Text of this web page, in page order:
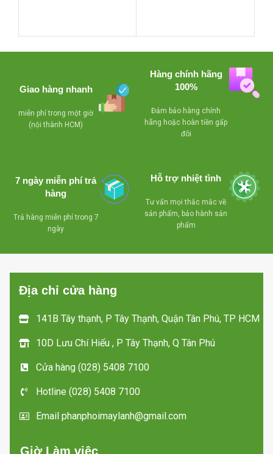
≥90℃ 5.0L/h
- Công suất làm lạnh:
- Công suất làm nóng:
- Điện áp: 220V- 50Hz.
- Phương pháp làm mát:
làm lạnh
- Kích thước :
365x370x1000 mm, hình
dáng to đẹp, chắc chắn
rộng hơn cây nước cùng
làm lạnh
- Trọng lượng: 18.8kg
- Trọng lượng (cả bao
bì): 20.6 kg
x 1090 mm, hình dáng
to, ngăn chứa đồ rộng
Mặt gương sáng bóng
sang trọng, xung quanh
và phía trên sơn bóng đỏ,
các viền bằng vật liệu
chắn, tay cầm mở kiểu tủ
Giao hàng nhanh
miễn phí trong một giờ
(nội thành HCM)
Hàng chính hãng
100%
Đảm bảo hàng chính
hãng hoặc hoàn tiền gấp
đôi
7 ngày miễn phí trả
hàng
Trả hàng miễn phí trong 7
ngày
Hỗ trợ nhiệt tình
Tư vấn mọi thắc mắc về
sản phẩm, bảo hành sản
phẩm
Địa chỉ cửa hàng
141B Tây thạnh, P Tây Thạnh, Quận Tân Phú, TP HCM
10D Lưu Chí Hiếu , P Tây Thạnh, Q Tân Phú
Cửa hàng (028) 5408 7100
Hotline (028) 5408 7100
Email phanphoimaylanh@gmail.com
Giờ Làm việc